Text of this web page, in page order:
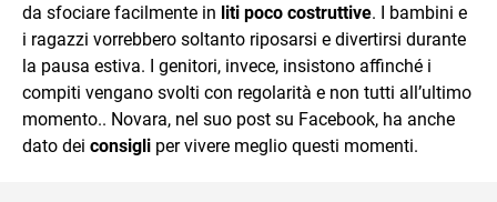
da sfociare facilmente in liti poco costruttive. I bambini e
i ragazzi vorrebbero soltanto riposarsi e divertirsi durante
la pausa estiva. I genitori, invece, insistono affinché i
compiti vengano svolti con regolarità e non tutti all’ultimo
momento.. Novara, nel suo post su Facebook, ha anche
dato dei consigli per vivere meglio questi momenti.